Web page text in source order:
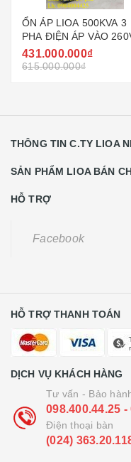
ỔN ÁP LIOA 500KVA 3
PHA ĐIỆN ÁP VÀO
430V MODEL SH3 -
500K/3II
431.000.000₫
615.000.000₫
THÔNG TIN C.TY LIOA
SẢN PHẨM LIOA BÁN
HỖ TRỢ
Facebook
HỖ TRỢ THANH TOÁN
DỊCH VỤ KHÁCH HÀNG
Tư vấn - Bảo
098.400.44.25 -
Điện thoại bàn
(024)